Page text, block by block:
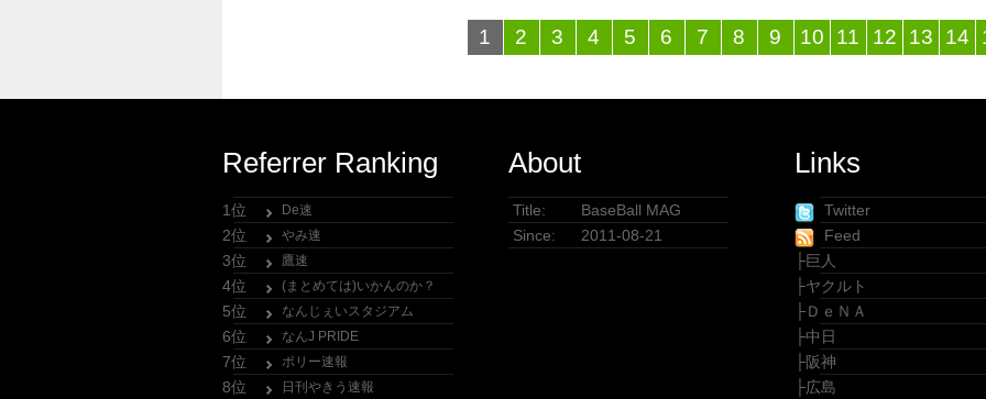
1 2 3 4 5 6 7 8 9 10 11 12 13 14
Referrer Ranking
1位 De速
2位 やみ速
3位 鷹速
4位 (まとめては)いかんのか？
5位 なんじぇいスタジアム
6位 なんJ PRIDE
7位 ポリー速報
8位 日刊やきう速報
About
Title:
BaseBall MAG
Since:
2011-08-21
Links
Twitter
Feed
├巨人
├ヤクルト
├ＤｅＮＡ
├中日
├阪神
├広島